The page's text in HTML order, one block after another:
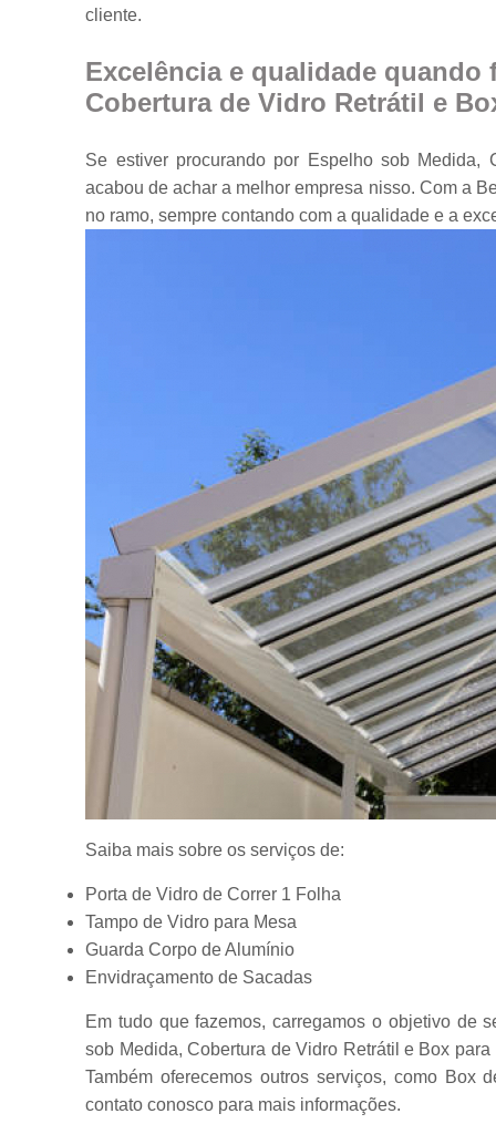
Tampos de
mesa
cliente.
Excelência e qualidade
Cobertura de Vidro Retrátil e
Se estiver procurando por Espelho sob
acabou de achar a melhor empresa nisso. Com a
no ramo, sempre contando com a qualidade e a
Saiba mais sobre os serviços de:
Porta de Vidro de Correr 1 Folha
Tampo de Vidro para Mesa
Guarda Corpo de Alumínio
Envidraçamento de Sacadas
Em tudo que fazemos, carregamos o objetivo de
sob Medida, Cobertura de Vidro Retrátil e Box
Também oferecemos outros serviços, como Box
contato conosco para mais informações.